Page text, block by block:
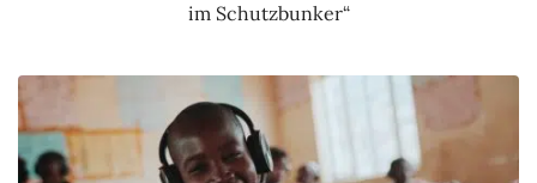
im Schutzbunker“